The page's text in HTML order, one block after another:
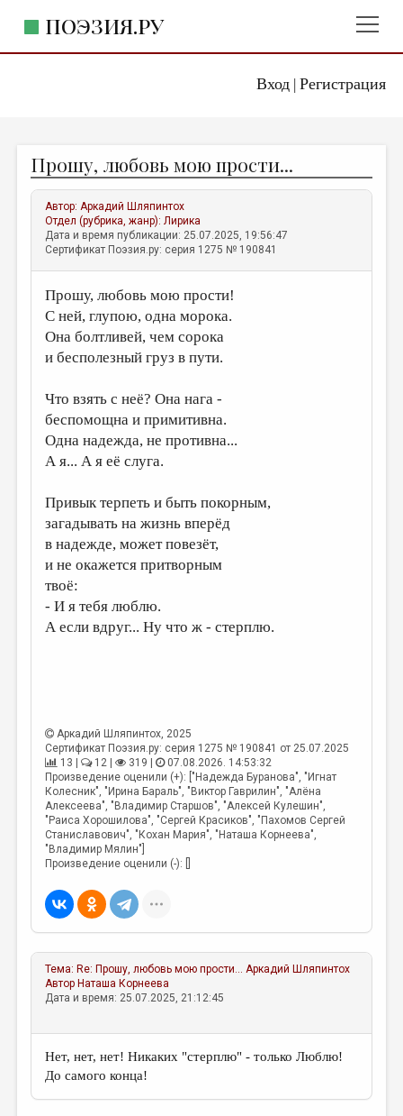
Вход| Регистрация
ПОЭЗИЯ.РУ
ЖАНРЫ
АВТОРЫ
КОММЕНТАРИИ
ЛИТСАЛОН
НОВОСТИ
ПРАВИЛА САЙТА
ИЗБРАННОЕ
ДАЙДЖЕСТ
ПРОИЗВЕДЕНИЯ
ПЕРЕВОДЫ
КОНКУРСЫ
ДЕТСКАЯ КОМНАТА
КНИЖНАЯ ПОЛКА
ОБЗОР ЛИТЕРАТУРЫ
РЕДКОЛЛЕГИЯ
ОТ РЕДАКЦИИ
МАЛАЯ ПРОЗА
ЭССЕИСТИКА
КУЛЬТУРОВЕДЕНИЕ
РЕЦЕНЗИРОВАНИЕ
ЦИКЛЫ ПУБЛИКАЦИЙ
ТРЕДИАКОВСКИЙ
МЕДИА
ВКОНТАКТЕ
Прошу, любовь мою прости...
Автор:Аркадий Шляпинтох
Отдел (рубрика, жанр):Лирика
Дата и время публикации: 25.07.2025, 19:56:47
Сертификат Поэзия.ру: серия 1275 № 190841
Прошу, любовь мою прости!
С ней, глупою, одна морока.
Она болтливей, чем сорока
и бесполезный груз в пути.
Что взять с неё? Она нага -
беспомощна и примитивна.
Одна надежда, не противна...
А я... А я её слуга.
Привык терпеть и быть покорным,
загадывать на жизнь вперёд
в надежде, может повезёт,
и не окажется притворным
твоё:
- И я тебя люблю.
А если вдруг... Ну что ж - стерплю.
Аркадий Шляпинтох, 2025
Сертификат Поэзия.ру: серия 1275 № 190841 от 25.07.2025
13 |
12 | 319 |
07.08.2026. 14:53:32
Произведение оценили (+): ["Надежда Буранова", "Игнат
Колесник", "Ирина Бараль", "Виктор Гаврилин", "Алёна
Алексеева", "Владимир Старшов", "Алексей Кулешин",
"Раиса Хорошилова", "Сергей Красиков", "Пахомов Сергей
Станиславович", "Кохан Мария", "Наташа Корнеева",
"Владимир Мялин"]
Произведение оценили (-): []
Тема: Re: Прошу, любовь мою прости... Аркадий Шляпинтох
Автор Наташа Корнеева
Дата и время: 25.07.2025, 21:12:45
Нет, нет, нет! Никаких "стерплю" - только Люблю!
До самого конца!